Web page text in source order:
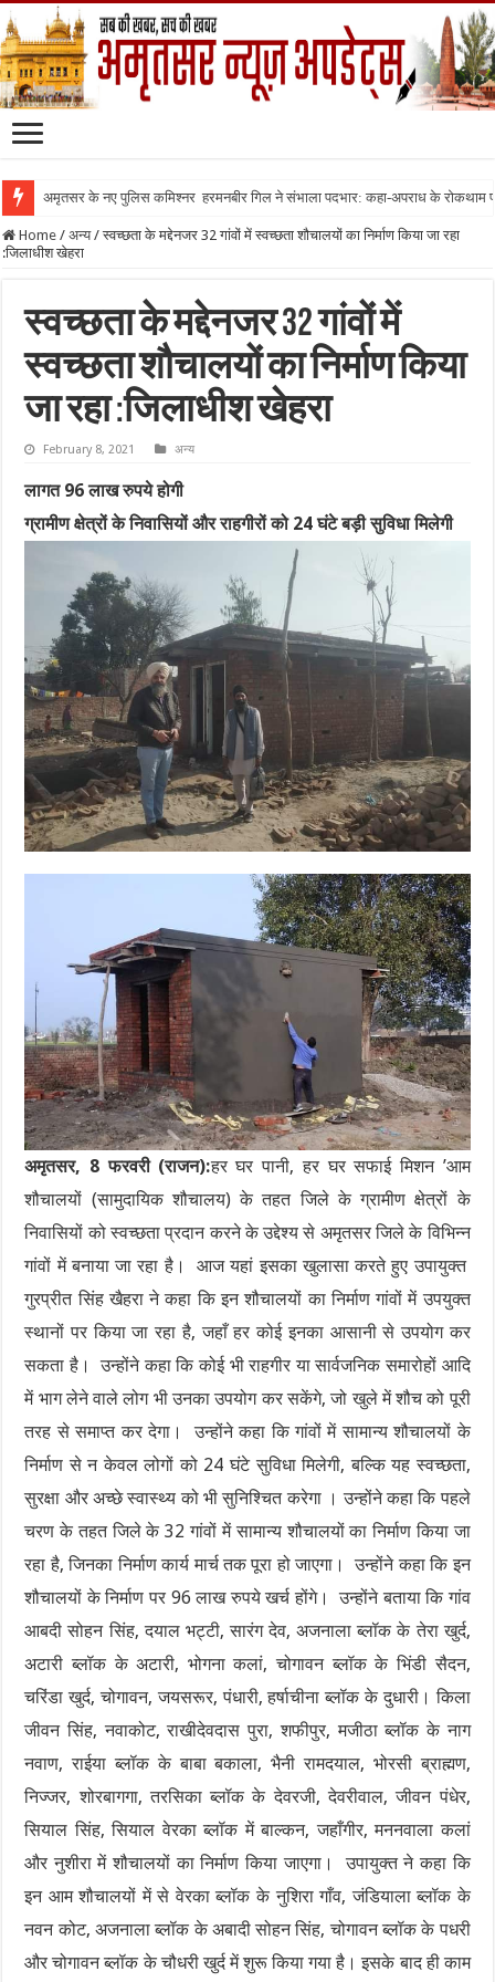
अमृतसर के नए पुलिस कमिश्नर हरमनबीर गिल ने संभाला पदभार: कहा-अपराध के रोकथाम
Home / अन्य / स्वच्छता के मद्देनजर 32 गांवों में स्वच्छता शौचालयों का निर्माण किया जा रहा
:जिलाधीश खेहरा
स्वच्छता के मद्देनजर 32 गांवों में
स्वच्छता शौचालयों का निर्माण किया
जा रहा :जिलाधीश खेहरा
February 8, 2021 अन्य
लागत 96 लाख रुपये होगी
ग्रामीण क्षेत्रों के निवासियों और राहगीरों को 24 घंटे बड़ी सुविधा मिलेगी
अमृतसर, 8 फरवरी (राजन):हर घर पानी, हर घर सफाई मिशन ’आम
शौचालयों (सामुदायिक शौचालय) के तहत जिले के ग्रामीण क्षेत्रों के
निवासियों को स्वच्छता प्रदान करने के उद्देश्य से अमृतसर जिले के विभिन्न
गांवों में बनाया जा रहा है। आज यहां इसका खुलासा करते हुए उपायुक्त
गुरप्रीत सिंह खैहरा ने कहा कि इन शौचालयों का निर्माण गांवों में उपयुक्त
स्थानों पर किया जा रहा है, जहाँ हर कोई इनका आसानी से उपयोग कर
सकता है। उन्होंने कहा कि कोई भी राहगीर या सार्वजनिक समारोहों आदि
में भाग लेने वाले लोग भी उनका उपयोग कर सकेंगे, जो खुले में शौच को पूरी
तरह से समाप्त कर देगा। उन्होंने कहा कि गांवों में सामान्य शौचालयों के
निर्माण से न केवल लोगों को 24 घंटे सुविधा मिलेगी, बल्कि यह स्वच्छता,
सुरक्षा और अच्छे स्वास्थ्य को भी सुनिश्चित करेगा । उन्होंने कहा कि पहले
चरण के तहत जिले के 32 गांवों में सामान्य शौचालयों का निर्माण किया जा
रहा है, जिनका निर्माण कार्य मार्च तक पूरा हो जाएगा। उन्होंने कहा कि इन
शौचालयों के निर्माण पर 96 लाख रुपये खर्च होंगे। उन्होंने बताया कि गांव
आबदी सोहन सिंह, दयाल भट्टी, सारंग देव, अजनाला ब्लॉक के तेरा खुर्द,
अटारी ब्लॉक के अटारी, भोगना कलां, चोगावन ब्लॉक के भिंडी सैदन,
चरिंडा खुर्द, चोगावन, जयसरूर, पंधारी, हर्षाचीना ब्लॉक के दुधारी। किला
जीवन सिंह, नवाकोट, राखीदेवदास पुरा, शफीपुर, मजीठा ब्लॉक के नाग
नवाण, राईया ब्लॉक के बाबा बकाला, भैनी रामदयाल, भोरसी ब्राह्मण,
निज्जर, शोरबागगा, तरसिका ब्लॉक के देवरजी, देवरीवाल, जीवन पंधेर,
सियाल सिंह, सियाल वेरका ब्लॉक में बाल्कन, जहाँगीर, मननवाला कलां
और नुशीरा में शौचालयों का निर्माण किया जाएगा। उपायुक्त ने कहा कि
इन आम शौचालयों में से वेरका ब्लॉक के नुशिरा गाँव, जंडियाला ब्लॉक के
नवन कोट, अजनाला ब्लॉक के अबादी सोहन सिंह, चोगावन ब्लॉक के पधरी
और चोगावन ब्लॉक के चौधरी खुर्द में शुरू किया गया है। इसके बाद ही काम